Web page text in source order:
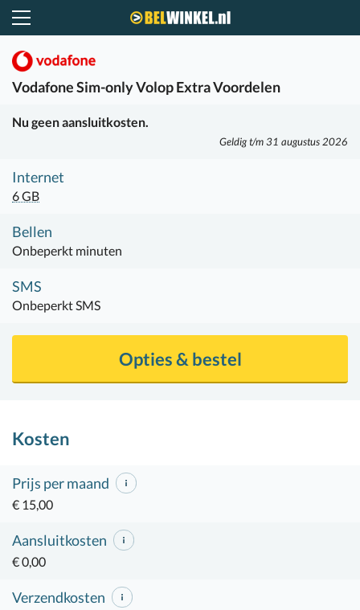
VodafoneSim-only Volop Extra Voordelen
Nu geen aansluitkosten.
Geldig t/m 31 augustus 2026
Internet
6 GB
Bellen
Onbeperkt minuten
SMS
Onbeperkt SMS
Opties & bestel
Kosten
Prijs per maand
€ 15,00
Aansluitkosten
€ 0,00
Verzendkosten